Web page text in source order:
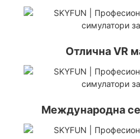
Отлична VR
Международна